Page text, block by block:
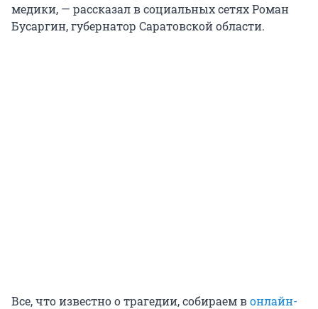
медики, — рассказал в социальных сетях Роман
Бусаргин, губернатор Саратовской области.
Все, что известно о трагедии, собираем вонлайн-